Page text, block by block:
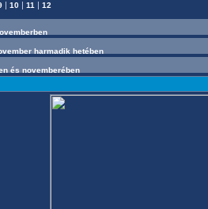
10 11 12
harmadik hetében
és novemberében